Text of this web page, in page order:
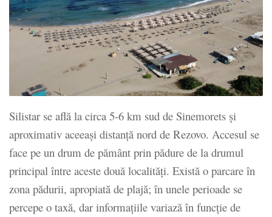
Silistar se află la circa 5-6 km sud de Sinemorets și
aproximativ aceeași distanță nord de Rezovo. Accesul se
face pe un drum de pământ prin pădure de la drumul
principal între aceste două localități. Există o parcare în
zona pădurii, apropiată de plajă; în unele perioade se
percepe o taxă, dar informațiile variază în funcţie de